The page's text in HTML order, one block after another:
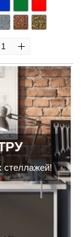
стеллажей!